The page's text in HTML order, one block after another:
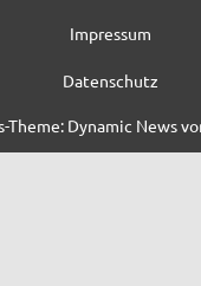
Impressum
Datenschutz
Theme: Dynamic News